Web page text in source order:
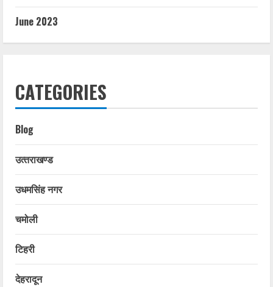
June 2023
CATEGORIES
Blog
उत्‍तराखण्‍ड
उधमसिंह नगर
चमोली
टिहरी
देहरादून